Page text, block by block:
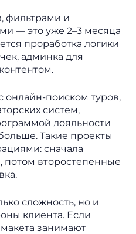
фильтрами и
— это уже 2–3 месяца
проработка логики
админка для
поиском туров,
систем,
лояльности
Такие проекты
сначала
второстепенные
сложность, но и
клиента. Если
занимают